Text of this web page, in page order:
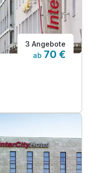
3 Angebote
ab 70 €